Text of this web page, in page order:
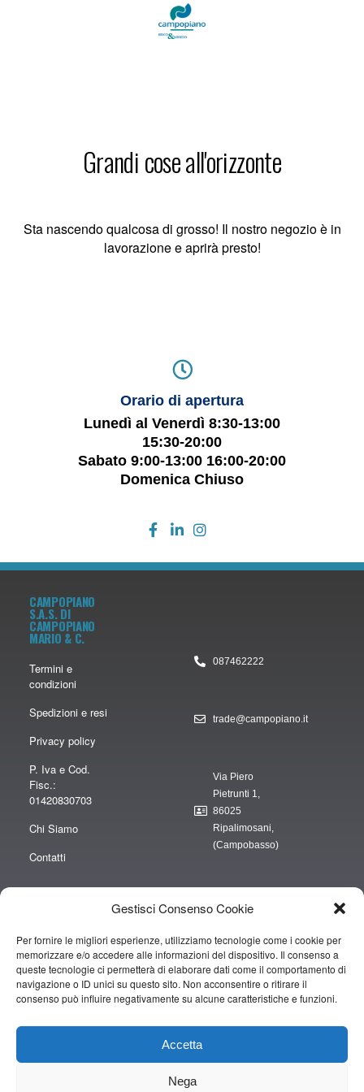
Gestisci Consenso Cookie
Per fornire le migliori esperienze, utilizziamo tecnologie come i cookie per
memorizzare e/o accedere alle informazioni del dispositivo. Il consenso a
queste tecnologie ci permetterà di elaborare dati come il comportamento di
navigazione o ID unici su questo sito. Non acconsentire o ritirare il
consenso può influire negativamente su alcune caratteristiche e funzioni.
Accetta
Nega
Grandi cose all'orizzonte
Sta nascendo qualcosa di grosso! Il nostro negozio è in
lavorazione e aprirà presto!
Orario di apertura
Lunedì al Venerdì 8:30-13:00
15:30-20:00
Sabato 9:00-13:00 16:00-20:00
Domenica Chiuso
CAMPOPIANO
S.A.S. DI
CAMPOPIANO
MARIO & C.
Termini e
condizioni
Spedizioni e resi
Privacy policy
P. Iva e Cod.
Fisc.:
01420830703
Chi Siamo
Contatti
087462222
trade@campopiano.it
Via Piero
Pietrunti 1,
86025
Ripalimosani,
(Campobasso)
“obblighi informativi per le erogazioni pubbliche: gli aiuti di Stato e gli aiuti de
minimis ricevuti dalla nostra impresa sono contenuti nel Registro nazionale
degli aiuti di Stato di cui all’art. 52 della L. 234/2012” e consultabili al seguente
link
https://www.rna.gov.it/RegistroNazionaleTrasparenza/faces/pages/
Copyright © 2019 CAMPOPIANO S.A.S. DI CAMPOPIANO MARIO & C.